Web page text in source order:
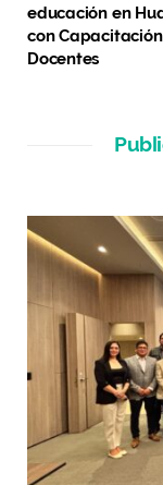
educación en
con
Docentes